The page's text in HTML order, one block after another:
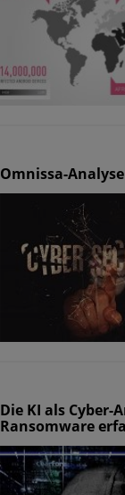
Omnissa-
Die KI als Cyber-
Ransomware